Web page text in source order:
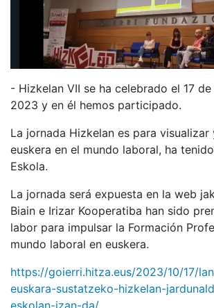
- Hizkelan VII se ha celebrado el 17
2023 y en él hemos participado.
La jornada Hizkelan es para
euskera en el mundo laboral, ha
Eskola.
La jornada será expuesta en la web
Biain e Irizar Kooperatiba han sido
labor para impulsar la Formación
mundo laboral en euskera.
https://goierri.hitza.eus/2023/10/17/
euskara-sustatzeko-hizkelan-
eskolan-izan-da/